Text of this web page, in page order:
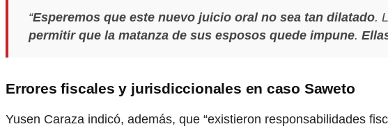
“Esperemos que este nuevo juicio oral no sea tan dilatado.
permitir que la matanza de sus esposos quede impune.
Errores fiscales y jurisdiccionales en caso Saweto
Yusen Caraza indicó, además, que “existieron responsabilidades